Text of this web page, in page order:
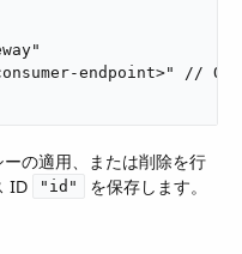
endpoint>" //
の適用、または削除を行
ID
"id" ​ を保存します。